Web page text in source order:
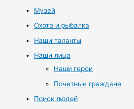
Музей
Охота и рыбалка
Наши таланты
Наши лица
Наши герои
Почетные граждане
Поиск людей